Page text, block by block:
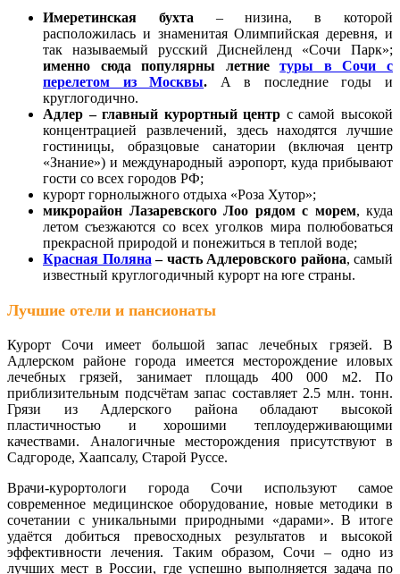
Имеретинская бухта– низина, в которой
расположилась и знаменитая Олимпийская деревня, и
так называемый русский Диснейленд «Сочи Парк»;
именно сюда популярны летниетуры в Сочи с
перелетом из Москвы. А в последние годы и
круглогодично.
Адлер – главный курортный центр с самой высокой
концентрацией развлечений, здесь находятся лучшие
гостиницы, образцовые санатории (включая центр
«Знание») и международный аэропорт, куда прибывают
гости со всех городов РФ;
курорт горнолыжного отдыха «Роза Хутор»;
микрорайон Лазаревского Лоо рядом с морем, куда
летом съезжаются со всех уголков мира полюбоваться
прекрасной природой и понежиться в теплой воде;
Красная Поляна– часть Адлеровского района, самый
известный круглогодичный курорт на юге страны.
Лучшие отели и пансионаты
Курорт Сочи имеет большой запас лечебных грязей. В
Адлерском районе города имеется месторождение иловых
лечебных грязей, занимает площадь 400 000 м2. По
приблизительным подсчётам запас составляет 2.5 млн. тонн.
Грязи из Адлерского района обладают высокой
пластичностью и хорошими теплоудерживающими
качествами. Аналогичные месторождения присутствуют в
Садгороде, Хаапсалу, Старой Руссе.
Врачи-курортологи города Сочи используют самое
современное медицинское оборудование, новые методики в
сочетании с уникальными природными «дарами». В итоге
удаётся добиться превосходных результатов и высокой
эффективности лечения. Таким образом, Сочи – одно из
лучших мест в России, где успешно выполняется задача по